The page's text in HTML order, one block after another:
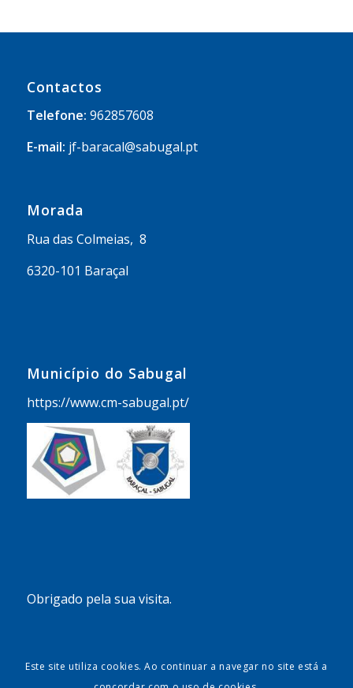
Contactos
Telefone: 962857608
E-mail: jf-baracal@sabugal.pt
Morada
Rua das Colmeias, 8
6320-101 Baraçal
Município do Sabugal
https://www.cm-sabugal.pt/
Obrigado pela sua visita.
Este site utiliza cookies. Ao continuar a navegar no site está a